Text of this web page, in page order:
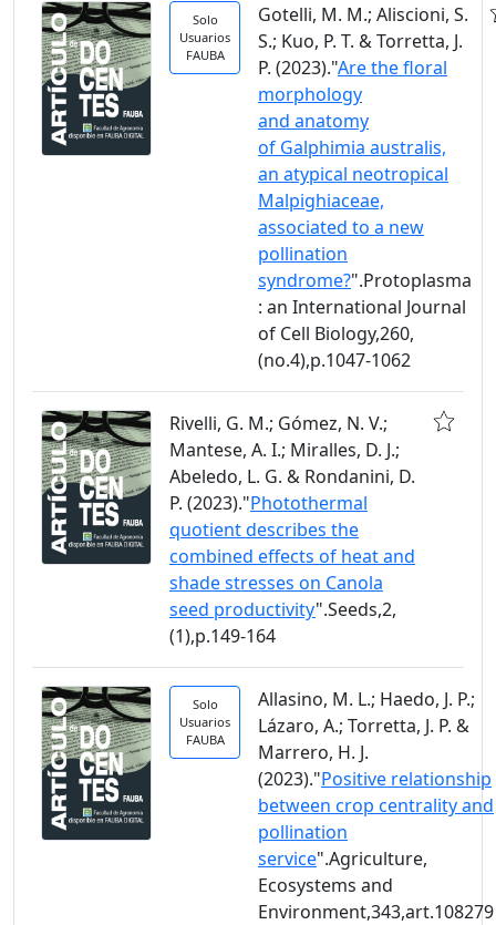
Solo
Usuarios
FAUBA
Gotelli, M. M.; Aliscioni, S.
S.; Kuo, P. T. & Torretta, J.
P. (2023)."Are the floral
morphology
and anatomy
of Galphimia australis,
an atypical neotropical
Malpighiaceae,
associated to a new
pollination
syndrome?".Protoplasma
: an International Journal
of Cell Biology,260,
(no.4),p.1047-1062
Rivelli, G. M.; Gómez, N. V.;
Mantese, A. I.; Miralles, D. J.;
Abeledo, L. G. & Rondanini, D.
P. (2023)."Photothermal
quotient describes the
combined effects of heat and
shade stresses on Canola
seed productivity".Seeds,2,
(1),p.149-164
Solo
Usuarios
FAUBA
Allasino, M. L.; Haedo, J. P.;
Lázaro, A.; Torretta, J. P. &
Marrero, H. J.
(2023)."Positive relationship
between crop centrality and
pollination
service".Agriculture,
Ecosystems and
Environment,343,art.108279